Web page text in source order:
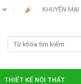
KHUYẾN MẠI
THIẾT KẾ NỘI THẤT